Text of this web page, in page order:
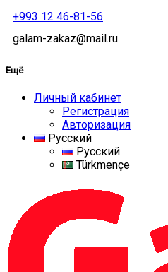
+993 12 46-81-56
galam-zakaz@mail.ru
Ещё
Личный кабинет
Регистрация
Авторизация
Русский
Русский
Türkmençe